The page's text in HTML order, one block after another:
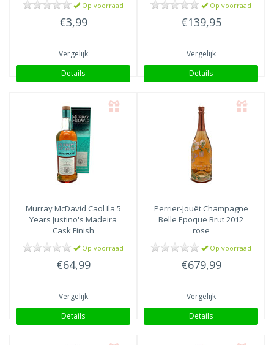
Op voorraad
€3,99
Vergelijk
Details
Op voorraad
€139,95
Vergelijk
Details
Murray McDavid Caol Ila 5
Years Justino's Madeira
Cask Finish
Op voorraad
€64,99
Vergelijk
Details
Perrier-JouëtChampagne
Belle Epoque Brut 2012
rose
Op voorraad
€679,99
Vergelijk
Details